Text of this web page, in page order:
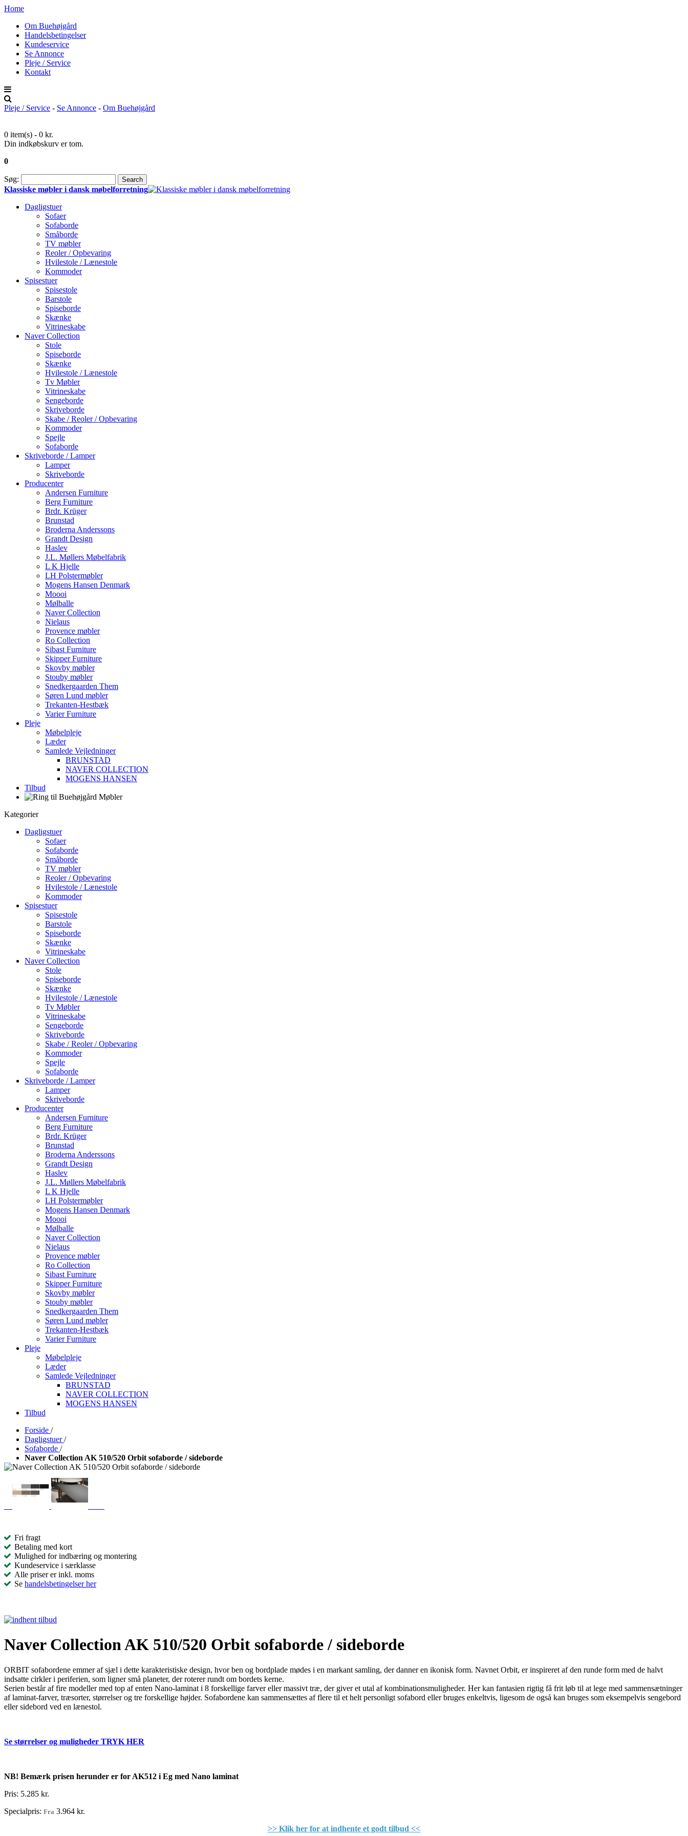
Home
Om Buehøjgård
Handelsbetingelser
Kundeservice
Se Annonce
Pleje / Service
Kontakt
Pleje / Service - Se Annonce - Om Buehøjgård
0 item(s) - 0 kr.
Din indkøbskurv er tom.
0
Søg: Search
Klassiske møbler i dansk møbelforretning
Dagligstuer
Sofaer
Sofaborde
Småborde
TV møbler
Reoler / Opbevaring
Hvilestole / Lænestole
Kommoder
Spisestuer
Spisestole
Barstole
Spiseborde
Skænke
Vitrineskabe
Naver Collection
Stole
Spiseborde
Skænke
Hvilestole / Lænestole
Tv Møbler
Vitrineskabe
Sengeborde
Skriveborde
Skabe / Reoler / Opbevaring
Kommoder
Spejle
Sofaborde
Skriveborde / Lamper
Lamper
Skriveborde
Producenter
Andersen Furniture
Berg Furniture
Brdr. Krüger
Brunstad
Broderna Anderssons
Grandt Design
Haslev
J.L. Møllers Møbelfabrik
L K Hjelle
LH Polstermøbler
Mogens Hansen Denmark
Moooi
Mølballe
Naver Collection
Nielaus
Provence møbler
Ro Collection
Sibast Furniture
Skipper Furniture
Skovby møbler
Stouby møbler
Snedkergaarden Them
Søren Lund møbler
Trekanten-Hestbæk
Varier Furniture
Pleje
Møbelpleje
Læder
Samlede Vejledninger
BRUNSTAD
NAVER COLLECTION
MOGENS HANSEN
Tilbud
Kategorier
Dagligstuer
Sofaer
Sofaborde
Småborde
TV møbler
Reoler / Opbevaring
Hvilestole / Lænestole
Kommoder
Spisestuer
Spisestole
Barstole
Spiseborde
Skænke
Vitrineskabe
Naver Collection
Stole
Spiseborde
Skænke
Hvilestole / Lænestole
Tv Møbler
Vitrineskabe
Sengeborde
Skriveborde
Skabe / Reoler / Opbevaring
Kommoder
Spejle
Sofaborde
Skriveborde / Lamper
Lamper
Skriveborde
Producenter
Andersen Furniture
Berg Furniture
Brdr. Krüger
Brunstad
Broderna Anderssons
Grandt Design
Haslev
J.L. Møllers Møbelfabrik
L K Hjelle
LH Polstermøbler
Mogens Hansen Denmark
Moooi
Mølballe
Naver Collection
Nielaus
Provence møbler
Ro Collection
Sibast Furniture
Skipper Furniture
Skovby møbler
Stouby møbler
Snedkergaarden Them
Søren Lund møbler
Trekanten-Hestbæk
Varier Furniture
Pleje
Møbelpleje
Læder
Samlede Vejledninger
BRUNSTAD
NAVER COLLECTION
MOGENS HANSEN
Tilbud
Forside /
Dagligstuer /
Sofaborde /
Naver Collection AK 510/520 Orbit sofaborde / sideborde
Fri fragt
Betaling med kort
Mulighed for indbæring og montering
Kundeservice i særklasse
Alle priser er inkl. moms
Se handelsbetingelser her
Naver Collection AK 510/520 Orbit sofaborde / sideborde
ORBIT sofabordene emmer af sjæl i dette karakteristiske design, hvor ben og bordplade mødes i en markant samling, der danner en ikonisk form. Navnet Orbit, er inspireret af den runde form med de halvt
indsatte cirkler i periferien, som ligner små planeter, der roterer rundt om bordets kerne.
Serien består af fire modeller med top af enten Nano-laminat i 8 forskellige farver eller massivt træ, der giver et utal af kombinationsmuligheder. Her kan fantasien rigtig få frit løb til at lege med sammensætninger
af laminat-farver, træsorter, størrelser og tre forskellige højder. Sofabordene kan sammensættes af flere til et helt personligt sofabord eller bruges enkeltvis, ligesom de også kan bruges som eksempelvis sengebord
eller sidebord ved en lænestol.
Se størrelser og muligheder TRYK HER
NB! Bemærk prisen herunder er for AK512 i Eg med Nano laminat
Pris: 5.285 kr.
Specialpris: Fra 3.964 kr.
>> Klik her for at indhente et godt tilbud <<